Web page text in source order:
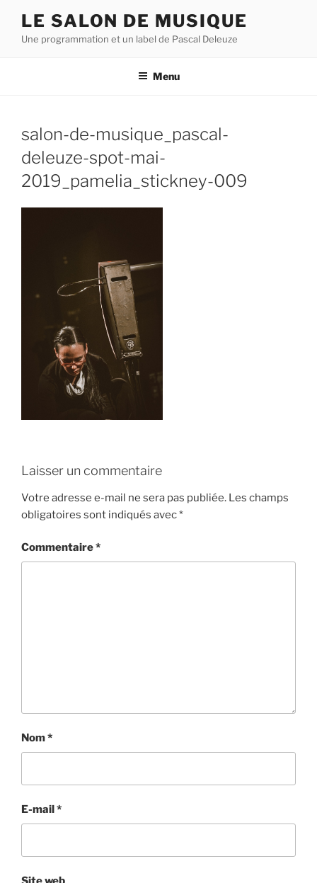
contenu
LE SALON DE MUSIQUE
Une programmation et un label de Pascal Deleuze
Menu
salon-de-musique_pascal-
deleuze-spot-mai-
2019_pamelia_stickney-009
Laisser un commentaire
Votre adresse e-mail ne sera pas publiée. Les champs
obligatoires sont indiqués avec*
Commentaire*
Nom*
E-mail*